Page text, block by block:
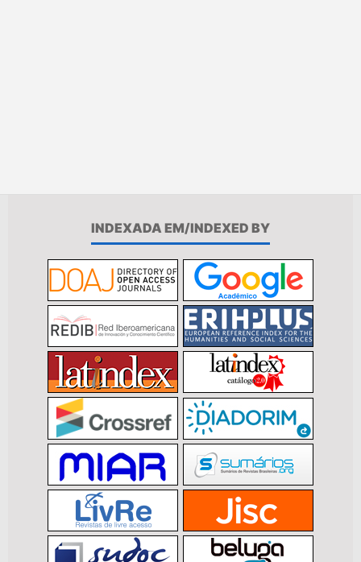
INDEXADA EM/INDEXED BY